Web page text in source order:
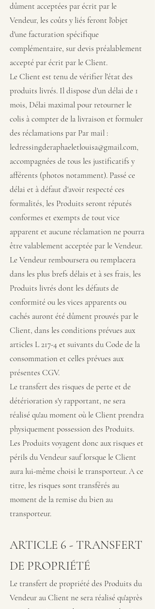
dûment acceptées par écrit par le
Vendeur, les coûts y liés feront l'objet
d'une facturation spécifique
complémentaire, sur devis préalablement
accepté par écrit par le Client.
Le Client est tenu de vérifier l'état des
produits livrés. Il dispose d'un délai de 1
mois, Délai maximal pour retourner le
colis à compter de la livraison et formuler
des réclamations par Par mail :
ledressingderaphaeletlouisa@gmail.com,
accompagnées de tous les justificatifs y
afférents (photos notamment). Passé ce
délai et à défaut d'avoir respecté ces
formalités, les Produits seront réputés
conformes et exempts de tout vice
apparent et aucune réclamation ne pourra
être valablement acceptée par le Vendeur.
Le Vendeur remboursera ou remplacera
dans les plus brefs délais et à ses frais, les
Produits livrés dont les défauts de
conformité ou les vices apparents ou
cachés auront été dûment prouvés par le
Client, dans les conditions prévues aux
articles L 217-4 et suivants du Code de la
consommation et celles prévues aux
présentes CGV.
Le transfert des risques de perte et de
détérioration s'y rapportant, ne sera
réalisé qu'au moment où le Client prendra
physiquement possession des Produits.
Les Produits voyagent donc aux risques et
périls du Vendeur sauf lorsque le Client
aura lui-même choisi le transporteur. A ce
titre, les risques sont transférés au
moment de la remise du bien au
transporteur.
ARTICLE 6 - TRANSFERT
DE PROPRIÉTÉ
Le transfert de propriété des Produits du
Vendeur au Client ne sera réalisé qu'après